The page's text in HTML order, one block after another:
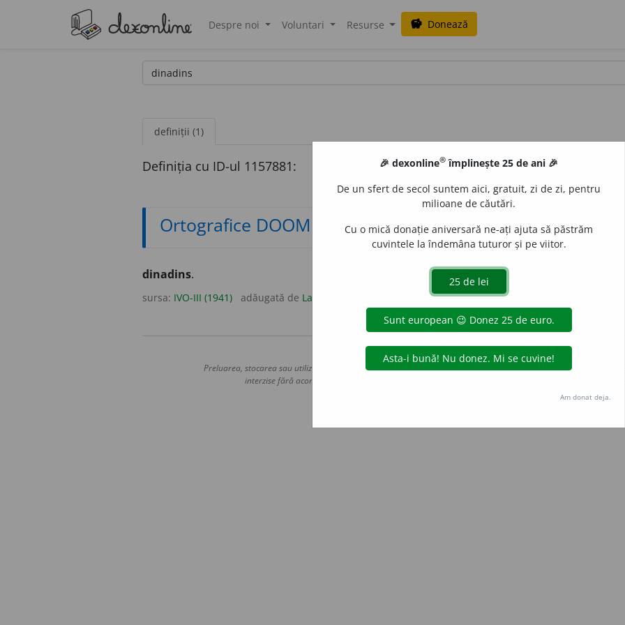
Despre noi Voluntari Resurse savings Donează
definiții (1)
Definiția cu ID-ul 1157881:
Ortografice DOOM
dinadins.
sursa: IVO-III (1941) adăugată de Ladislau Strifler
Copyright © 2004-2026 dexonline (https://dexonline.ro)
Preluarea, stocarea sau utilizarea datelor de pe acest site, inclusiv prin orice metode de extragere automată
interzise fără acordul nostru prealabil scris, cu excepția seturilor de date oferite oficial spre utilizare
Hosterion
🎉 dexonline® împlinește 25 de ani 🎉
De un sfert de secol suntem aici, gratuit, zi de zi, pentru
milioane de căutări.
Cu o mică donație aniversară ne-ați ajuta să păstrăm
cuvintele la îndemâna tuturor și pe viitor.
Am donat deja.